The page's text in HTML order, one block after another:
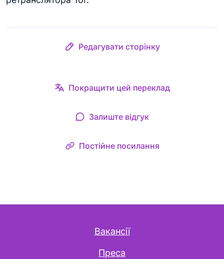
Редагувати сторінку
Покращити цей переклад
Залиште відгук
Постійне посилання
Вакансії
Преса